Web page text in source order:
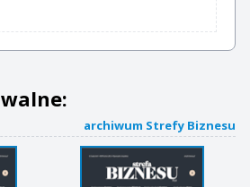
archiwum Strefy Biznesu